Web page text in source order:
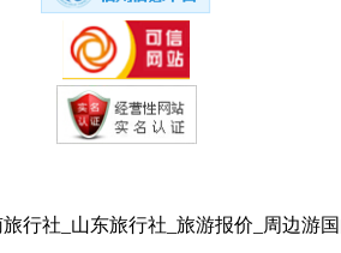
行社_山东旅行社_旅游报价_周边游